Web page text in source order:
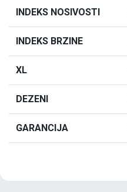
INDEKS NOSIVOSTI
INDEKS BRZINE
XL
DEZENI
GARANCIJA